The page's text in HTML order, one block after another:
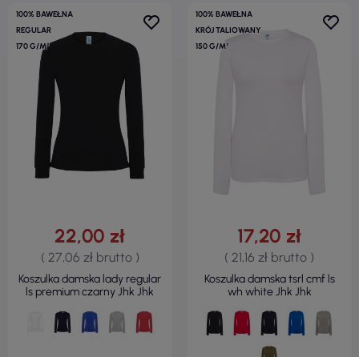
100% BAWEŁNA
REGULAR
170 G/M²
22,00 zł
( 27,06 zł brutto )
Koszulka damska lady regular
ls premium czarny Jhk Jhk
100% BAWEŁNA
KRÓJ TALIOWANY
150 G/M²
17,20 zł
( 21,16 zł brutto )
Koszulka damska tsrl cmf ls
wh white Jhk Jhk